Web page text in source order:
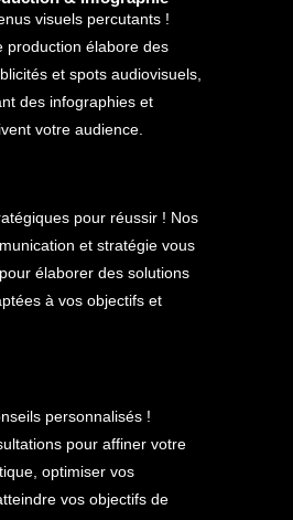
visuels percutants !
production élabore des
et spots audiovisuels,
des infographies et
votre audience.
pour réussir ! Nos
et stratégie vous
élaborer des solutions
à vos objectifs et
personnalisés !
pour affiner votre
optimiser vos
vos objectifs de